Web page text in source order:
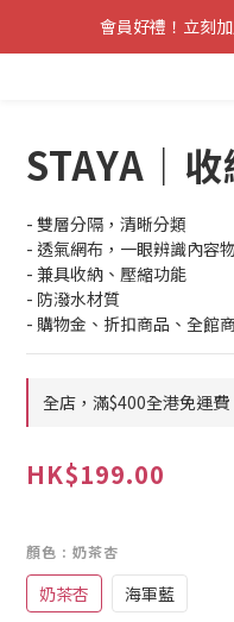
會員好禮！立刻
STAYA｜
- 雙層分隔，清晰分類
- 透氣網布，一眼辨識內容
- 兼具收納、壓縮功能
- 防潑水材質
- 購物金、折扣商品、全館
全店，滿$400全港免運費
HK$199.00
顏色 : 奶茶杏
奶茶杏 海軍藍